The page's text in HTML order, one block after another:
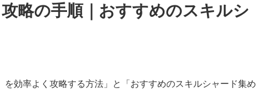
略の手順｜おすすめのスキルシ
効率よく攻略する方法」と「おすすめのスキルシャード集め